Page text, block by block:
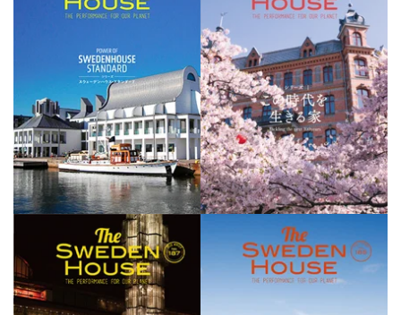
189号 バックナンバー 188号 バックナンバー